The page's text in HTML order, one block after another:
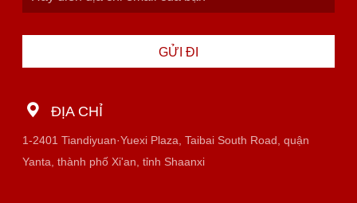
GỬI ĐI
ĐỊA CHỈ
1-2401 Tiandiyuan·Yuexi Plaza, Taibai South Road, quận
Yanta, thành phố Xi'an, tỉnh Shaanxi